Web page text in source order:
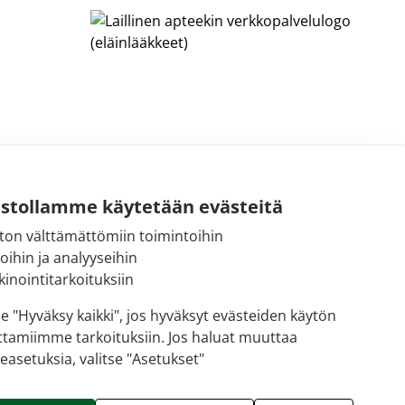
käytetään evästeitä
välttämättömiin toimintoihin
ja analyyseihin
"Hyväksy kaikki", jos hyväksyt evästeiden käytön
tarkoituksiin. Jos haluat muuttaa
valitse "Asetukset"
Sähköpostiosoite:
kirjaamo@fimea.fi
Fimean vaihde:
029 522 3341